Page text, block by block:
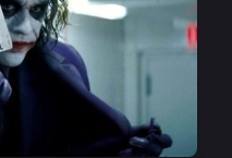
Tiểu sử
DramaTV